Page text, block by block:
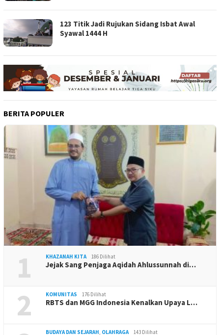
123 Titik Jadi Rujukan Sidang Isbat Awal
Syawal 1444 H
BERITA POPULER
1 KHAZANAH KITA 186 Dilihat
Jejak Sang Penjaga Aqidah Ahlussunnah di…
2 KOMUNITAS 176 Dilihat
RBTS dan MGG Indonesia Kenalkan Upaya L…
BUDAYA DAN SEJARAH OLAHRAGA 143 Dilihat